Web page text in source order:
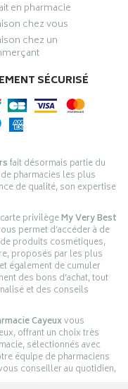
en pharmacie
chez vous
chez un
SÉCURISÉ
fait désormais partie du
pharmacies les plus
de qualité, son expertise
privilègeMy Very Best
permet d’accéder à de
produits cosmétiques,
proposés par les plus
également de cumuler
des bons d’achat, tout
et des conseils
Cayeuxvous
offrant un choix très
sélectionnés avec
équipe de pharmaciens
conseiller au quotidien,